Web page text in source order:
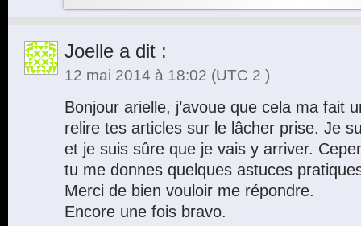
Joelle a dit :
12 mai 2014 à 18:02 (UTC 2 )
Bonjour arielle, j’avoue que cela ma fait
relire tes articles sur le lâcher prise. Je
et je suis sûre que je vais y arriver.
tu me donnes quelques astuces
Merci de bien vouloir me répondre.
Encore une fois bravo.